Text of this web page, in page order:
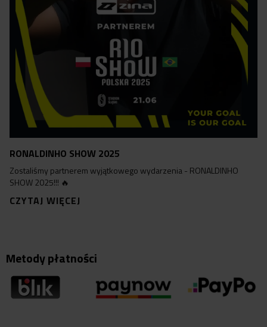
RONALDINHO SHOW 2025
Zostaliśmy partnerem wyjątkowego wydarzenia - RONALDINHO
SHOW 2025!!! 🔥
CZYTAJ WIĘCEJ
Metody płatności